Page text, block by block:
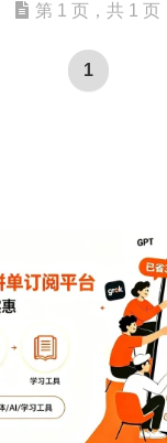
第 1 页，共 1 页
1